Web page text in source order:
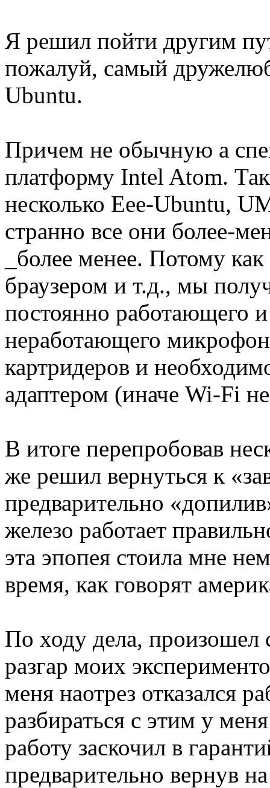
Я решил пойти другим
пожалуй, самый
Ubuntu.
Причем не обычную а
платформу Intel Atom.
несколько Eee-Ubuntu,
странно все они более-
_более менее. Потому
браузером и т.д., мы
постоянно работающего
неработающего
картридеров и
адаптером (иначе Wi-Fi не
В итоге перепробовав
же решил вернуться к
предварительно
железо работает
эта эпопея стоила мне
время, как говорят
По ходу дела,
разгар моих
меня наотрез отказалcя
разбираться с этим у
работу заскочил в
предварительно вернув